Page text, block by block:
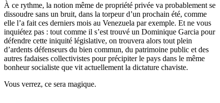
À ce rythme, la notion même de propriété privée va probablement se
dissoudre sans un bruit, dans la torpeur d’un prochain été, comme
elle l’a fait ces derniers mois au Venezuela par exemple. Et ne vous
inquiétez pas : tout comme il s’est trouvé un Dominique Garcia pour
défendre cette iniquité législative, on trouvera alors tout plein
d’ardents défenseurs du bien commun, du patrimoine public et des
autres fadaises collectivistes pour précipiter le pays dans le même
bonheur socialiste que vit actuellement la dictature chaviste.
Vous verrez, ce sera magique.